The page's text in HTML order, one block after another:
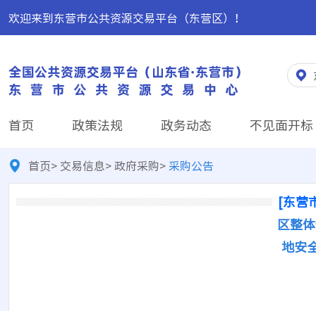
欢迎来到东营市公共资源交易平台（东营区）！
首页 政策法规 政务动态 不见面开标
首页> 交易信息>政府采购>采购公告
[东营
区整
地安